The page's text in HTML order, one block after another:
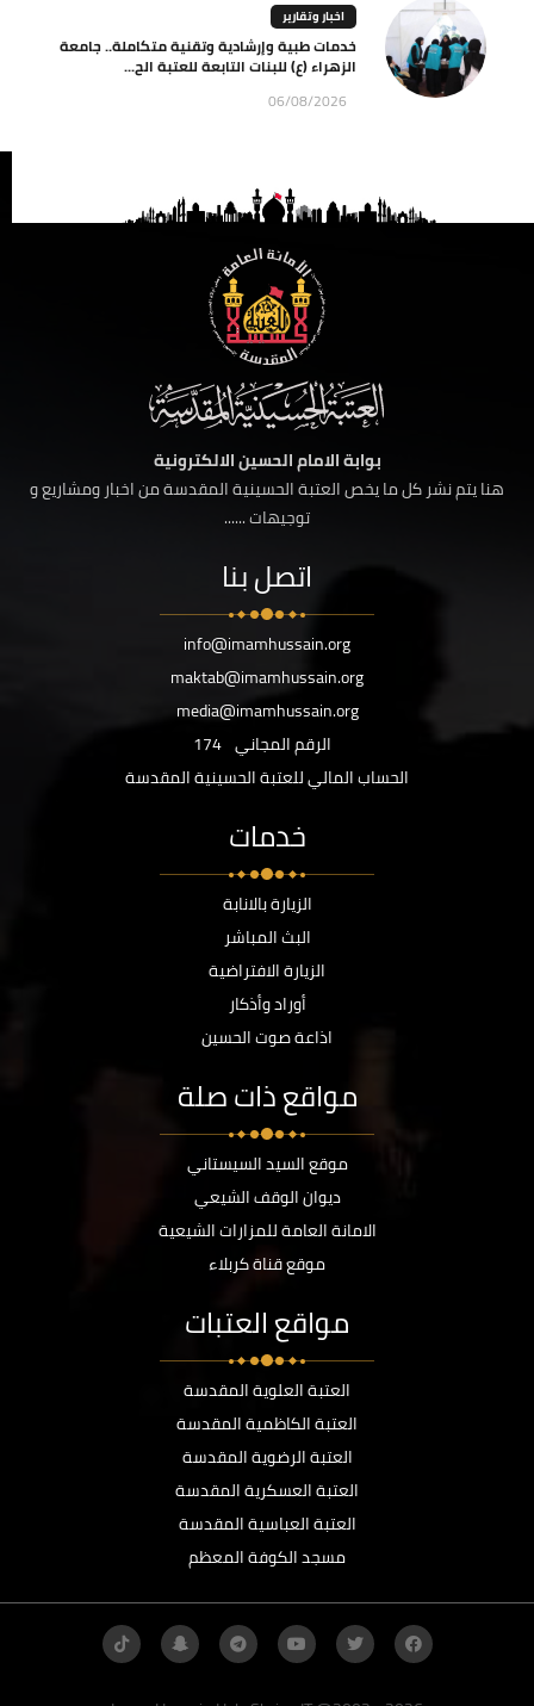
اخبار وتقارير
خدمات طبية وإرشادية وتقنية متكاملة.. جامعة
الزهراء (ع) للبنات التابعة للعتبة الح...
06/08/2026
بوابة الامام الحسين الالكترونية
هنا يتم نشر كل ما يخص العتبة الحسينية المقدسة من اخبار ومشاريع و
توجيهات ......
اتصل بنا
info@imamhussain.org
maktab@imamhussain.org
media@imamhussain.org
الرقم المجاني 174
الحساب المالي للعتبة الحسينية المقدسة
خدمات
الزيارة بالانابة
البث المباشر
الزيارة الافتراضية
أوراد وأذكار
اذاعة صوت الحسين
مواقع ذات صلة
موقع السيد السيستاني
ديوان الوقف الشيعي
الامانة العامة للمزارات الشيعية
موقع قناة كربلاء
مواقع العتبات
العتبة العلوية المقدسة
العتبة الكاظمية المقدسة
العتبة الرضوية المقدسة
العتبة العسكرية المقدسة
العتبة العباسية المقدسة
مسجد الكوفة المعظم